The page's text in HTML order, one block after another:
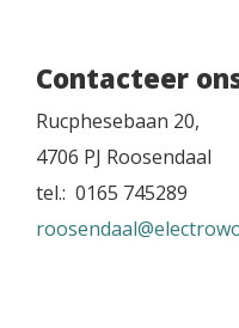
Contacteer
Rucphesebaan 20,
4706 PJ Roosendaal
tel.: 0165 745289